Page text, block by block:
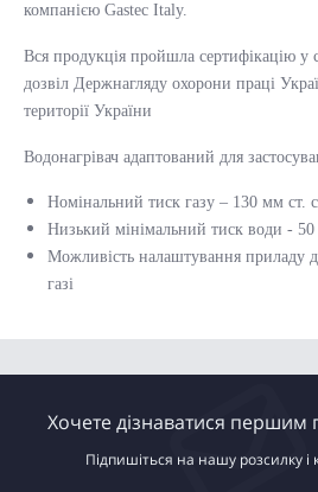
компанією Gastec Italy.
Вся продукція пройшла сертифікацію
дозвіл Держнагляду охорони праці
території України
Водонагрівач адаптований для
Номінальний тиск газу – 130 мм ст.
Низький мінімальний тиск води -
Можливість налаштування приладу
газі
Хочете дізнаватися першим
Підпишіться на нашу розсилку і